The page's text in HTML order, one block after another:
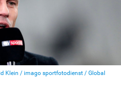
Klein / imago sportfotodienst / Global